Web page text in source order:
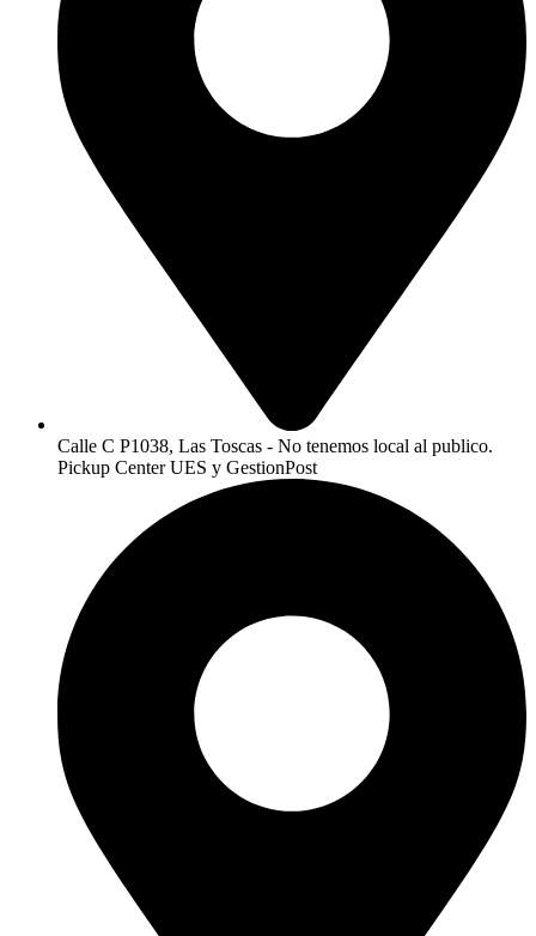
Calle C P1038, Las Toscas - No tenemos local al publico.
Pickup Center UES y GestionPost